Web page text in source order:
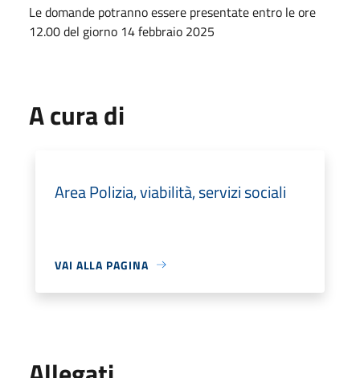
Le domande potranno essere presentate entro le ore
12.00 del giorno 14 febbraio 2025
A cura di
Area Polizia, viabilità, servizi sociali
VAI ALLA PAGINA